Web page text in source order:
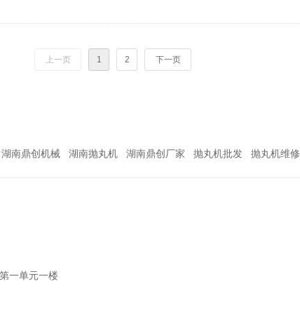
上一页 1 2 下一页
一单元一楼
南鼎创机械 湖南抛丸机 湖南鼎创厂家 抛丸机批发 抛丸机维修